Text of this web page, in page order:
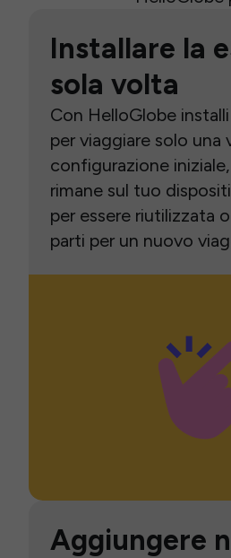
Installare la
sola volta
Con HelloGlobe
per viaggiare solo una
configurazione
rimane sul tuo
per essere riutilizzata
parti per un nuovo
Aggiungere